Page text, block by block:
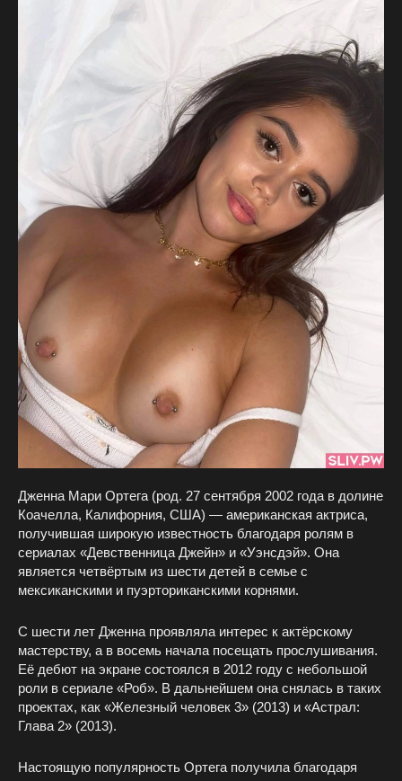
Дженна Мари Ортега (род. 27 сентября 2002 года в долине
Коачелла, Калифорния, США) — американская актриса,
получившая широкую известность благодаря ролям в
сериалах «Девственница Джейн» и «Уэнсдэй». Она
является четвёртым из шести детей в семье с
мексиканскими и пуэрториканскими корнями.
С шести лет Дженна проявляла интерес к актёрскому
мастерству, а в восемь начала посещать прослушивания.
Её дебют на экране состоялся в 2012 году с небольшой
роли в сериале «Роб». В дальнейшем она снялась в таких
проектах, как «Железный человек 3» (2013) и «Астрал:
Глава 2» (2013).
Настоящую популярность Ортега получила благодаря